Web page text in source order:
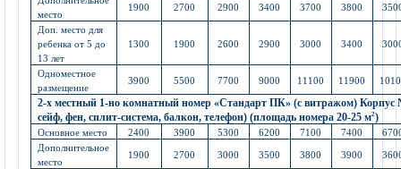
место
1900 2700 2900 3400 3700 3800
Доп. место для
ребенка от 5 до
13 лет
1300 1900 2600 2900 3000 3400
Одноместное
размещение
3900 5500 7700 9000 11100 11900
2-х местный 1-но комнатный номер «Стандарт ПК» (с витражом)
сейф, фен, сплит-система, балкон, телефон) (площадь номера 20-25 м2)
Основное место 2400 3900 5300 6200 7100 7400
Дополнительное
место
1900 2700 3000 3500 3800 3900